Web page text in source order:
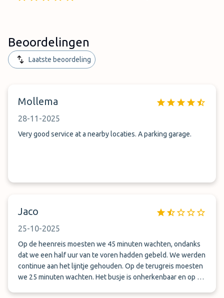
Beoordelingen
Laatste beoordeling
Mollema
28-11-2025
Very good service at a nearby locaties. A parking garage.
Jaco
25-10-2025
Op de heenreis moesten we 45 minuten wachten, ondanks
dat we een half uur van te voren hadden gebeld. We werden
continue aan het lijntje gehouden. Op de terugreis moesten
we 25 minuten wachten. Het busje is onherkenbaar en op de